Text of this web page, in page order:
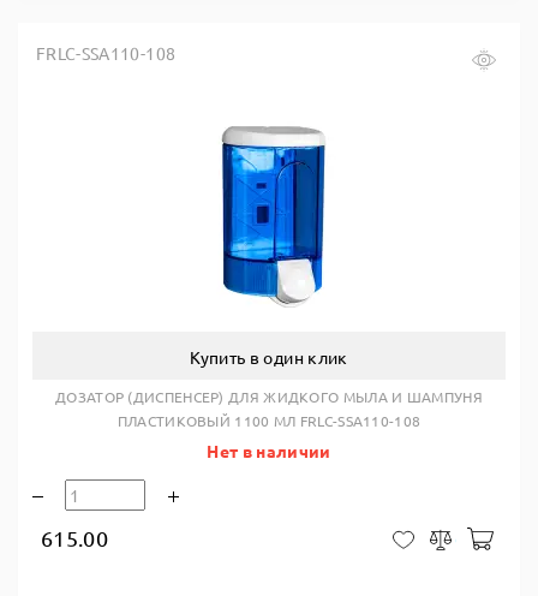
FRLC-SSA110-108
Купить в один клик
ДОЗАТОР (ДИСПЕНСЕР) ДЛЯ ЖИДКОГО МЫЛА И ШАМПУНЯ
ПЛАСТИКОВЫЙ 1100 МЛ FRLC-SSA110-108
Нет в наличии
615.00 В закладки
Сравнить